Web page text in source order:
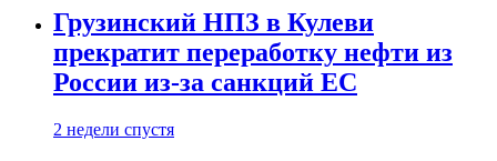
Грузинский НПЗ в Кулеви
прекратит переработку нефти из
России из-за санкций ЕС
2 недели спустя